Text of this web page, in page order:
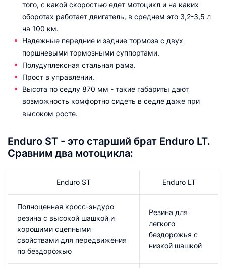
того, с какой скоростью едет мотоцикл и на каких
оборотах работает двигатель, в среднем это 3,2-3,5 л
на 100 км.
Надежные передние и задние тормоза с двух
поршневыми тормозными суппортами.
Полудуплексная стальная рама.
Прост в управлении.
Высота по седлу 870 мм - такие габариты дают
возможность комфортно сидеть в седле даже при
высоком росте.
Enduro ST - это старший брат Enduro LT.
Сравним два мотоцикла:
Enduro ST Enduro LT
Полноценная кросс-эндуро
резина с высокой шашкой и
хорошими сцепными
свойствами для передвижения
по бездорожью
Резина для
легкого
бездорожья с
низкой шашкой